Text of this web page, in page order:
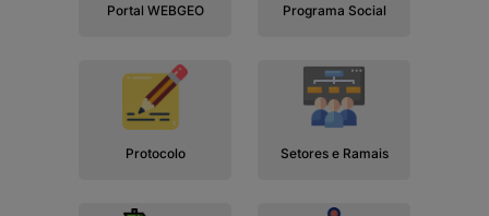
Portal WEBGEO Programa Social
Protocolo Setores e Ramais